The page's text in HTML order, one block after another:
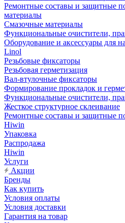
Ремонтные составы и защитные
материалы
Смазочные материалы
Функциональные очистители,
Оборудование и аксессуары для
Linol
Резьбовые фиксаторы
Резьбовая герметизация
Вал-втулочные фиксаторы
Формирование прокладок и
Функциональные очистители,
Жесткое структурное склеивание
Ремонтные составы и защитные
Hiwin
Упаковка
Распродажа
Hiwin
Услуги
Акции
Бренды
Как купить
Условия оплаты
Условия доставки
Гарантия на товар